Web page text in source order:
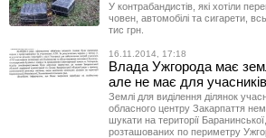
У контрабандистів, які хотіли
човен, автомобілі та сигарети,
тис грн.
16.11.2014, 17:18
Влада Ужгорода має
але не має для
Землі для виділення ділянок
обласного центру Закарпаття
шукати на території
розташованих по периметру